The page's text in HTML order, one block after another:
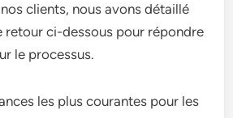
clients, nous avons détaillé
retour ci-dessous pour répondre
le processus.
les plus courantes pour les